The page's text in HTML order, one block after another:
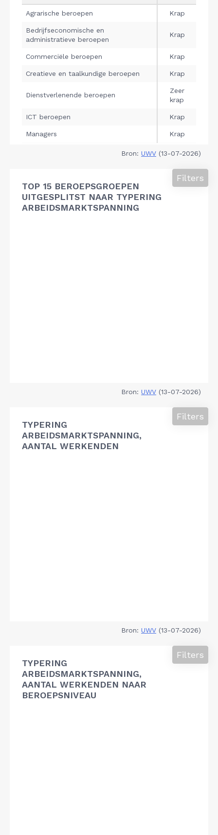
Bron: UWV (13-07-2026)
TOP 15 BEROEPSGROEPEN
UITGESPLITST NAAR TYPERING
ARBEIDSMARKTSPANNING
Filters
Bron: UWV (13-07-2026)
TYPERING
ARBEIDSMARKTSPANNING,
AANTAL WERKENDEN
Filters
Bron: UWV (13-07-2026)
TYPERING
ARBEIDSMARKTSPANNING,
AANTAL WERKENDEN NAAR
BEROEPSNIVEAU
Filters